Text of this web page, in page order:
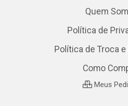
Quem
Política de
Política de Troca
Como
Meus